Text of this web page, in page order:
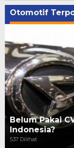
Otomotif
Belum Pakai
Indonesia?
537 Dilihat